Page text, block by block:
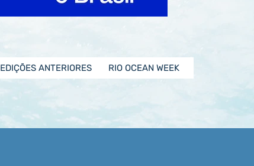
EDIÇÕES ANTERIORES RIO OCEAN WEEK